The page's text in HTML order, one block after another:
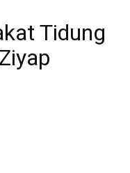
Tidung